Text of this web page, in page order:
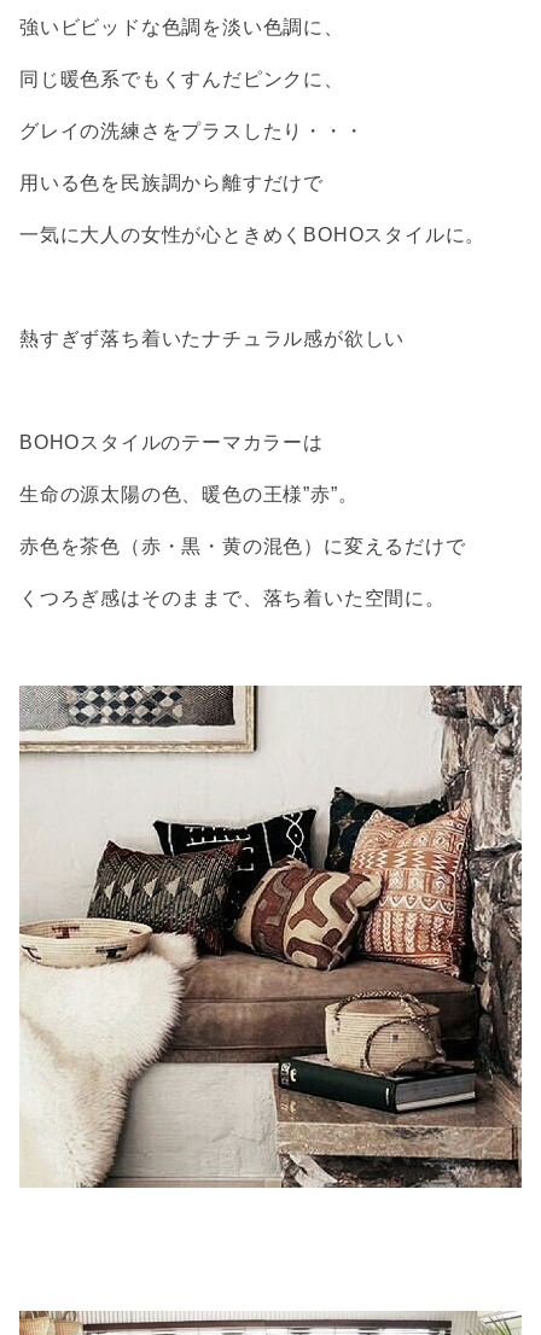
強いビビッドな色調を淡い色調に、
同じ暖色系でもくすんだピンクに、
グレイの洗練さをプラスしたり・・・
用いる色を民族調から離すだけで
一気に大人の女性が心ときめくBOHOスタイルに。
熱すぎず落ち着いたナチュラル感が欲しい
BOHOスタイルのテーマカラーは
生命の源太陽の色、暖色の王様”赤”。
赤色を茶色（赤・黒・黄の混色）に変えるだけで
くつろぎ感はそのままで、落ち着いた空間に。